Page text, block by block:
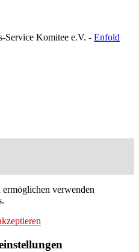
Service Komitee e.V. - Enfold
verwenden